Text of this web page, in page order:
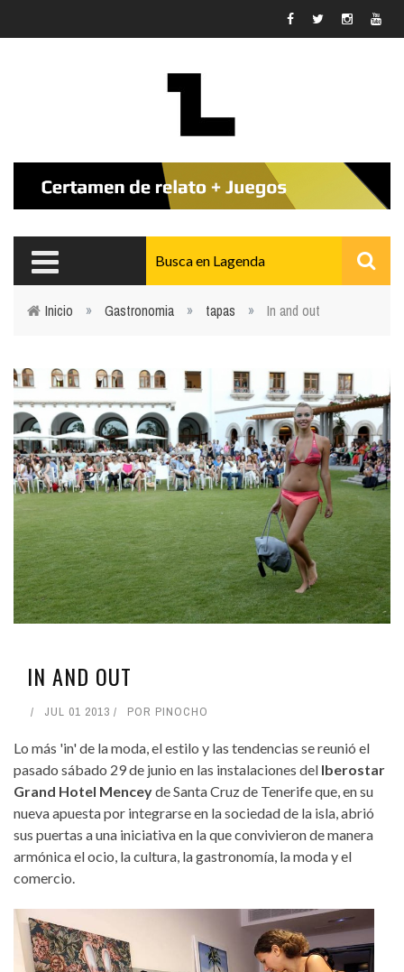
Inicio » Gastronomia » tapas » In and out
IN AND OUT
JUL 01 2013 POR PINOCHO
Lo más 'in' de la moda, el estilo y las tendencias se reunió el
pasado sábado 29 de junio en las instalaciones del Iberostar
Grand Hotel Menceyde Santa Cruz de Tenerife que, en su
nueva apuesta por integrarse en la sociedad de la isla, abrió
sus puertas a una iniciativa en la que convivieron de manera
armónica el ocio, la cultura, la gastronomía, la moda y el
comercio.